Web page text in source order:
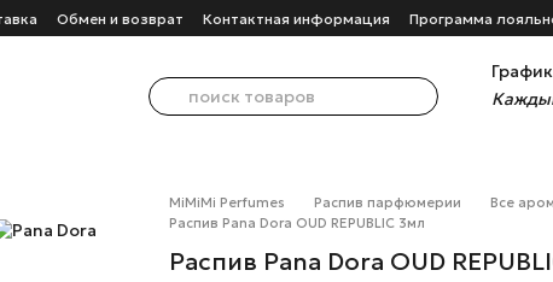
Обмен и возврат Контактная информация Программа
MiMiMi Perfumes Распив парфюмерии Все
Распив Pana Dora OUD REPUBLIC 3мл
Распив Pana Dora OUD